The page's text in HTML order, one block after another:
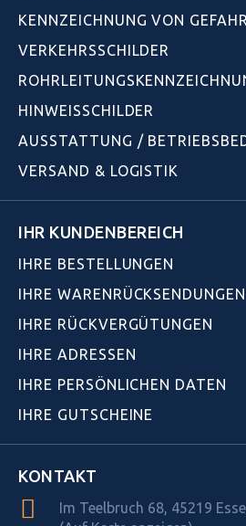
KENNZEICHNUNG VON
VERKEHRSSCHILDER
HINWEISSCHILDER
AUSSTATTUNG /
VERSAND & LOGISTIK
IHR KUNDENBEREICH
IHRE BESTELLUNGEN
IHRE WARENRÜCKSENDUNGEN
IHRE RÜCKVERGÜTUNGEN
IHRE ADRESSEN
IHRE PERSÖNLICHEN DATEN
IHRE GUTSCHEINE
KONTAKT
Im Teelbruch 68, 45219